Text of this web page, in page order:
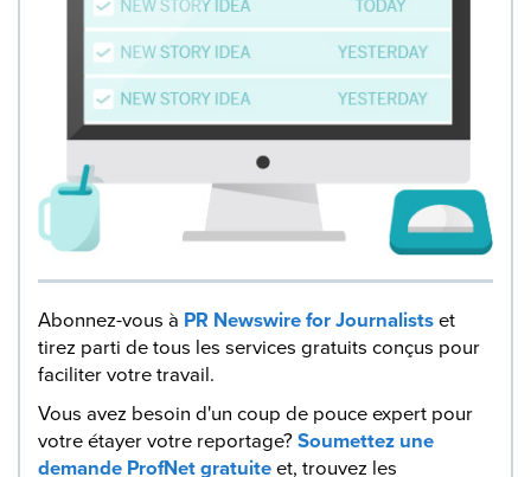
Abonnez-vous à PR Newswire for Journalistset
tirez parti de tous les services gratuits conçus pour
faciliter votre travail.
Vous avez besoin d'un coup de pouce expert pour
votre étayer votre reportage?Soumettez une
demande ProfNet gratuiteet, trouvez les